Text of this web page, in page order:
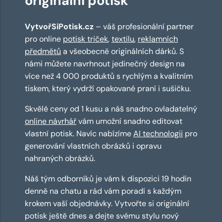
VytvořSiPotisk.cz – váš profesionální partner
pro online potisk triček,textilu, reklamních
předmětů a všeobecně originálních dárků. S
námi můžete navrhnout jedinečný design na
více než 4 000 produktů s rychlým a kvalitním
tiskem, který vydrží opakované praní i sušičku.
Skvělé ceny od 1 kusu a náš snadno ovladatelný
online návrhářvám umožní snadno editovat
vlastní potisk. Navíc nabízímeAI technologii pro
generování vlastních obrázků i opravu
nahraných obrázků.
Náš tým odborníků je vám k dispozici 19 hodin
denně na chatu a rád vám poradí s každým
krokem vaší objednávky. Vytvořte si originální
potisk ještě dnes a dejte svému stylu nový